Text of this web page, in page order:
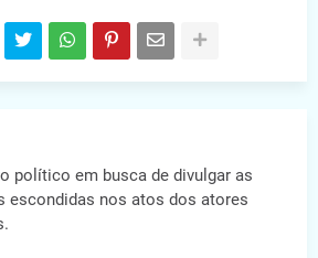
político em busca de divulgar as
escondidas nos atos dos atores